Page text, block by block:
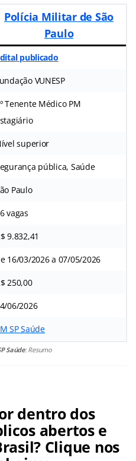
Polícia Militar de São
Paulo
publicado
VUNESP
Tenente Médico PM
superior
pública, Saúde
Paulo
vagas
9.832,41
16/03/2026 a 07/05/2026
250,00
06/2026
SP Saúde
Saúde: Resumo
dentro dos
abertos e
Clique nos